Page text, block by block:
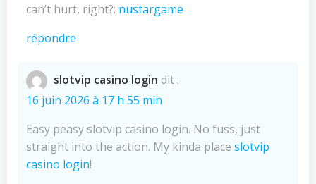
can’t hurt, right?: nustargame
répondre
slotvip casino login dit :
16 juin 2026 à 17 h 55 min
Easy peasy slotvip casino login. No fuss, just
straight into the action. My kinda place slotvip
casino login!